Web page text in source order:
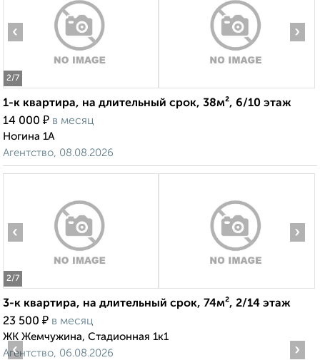
2/7
‹ ›
1-к квартира, на длительный срок, 38м², 6/10 этаж
14 000 ₽ в месяц
Ногина 1А
Агентство, 08.08.2026
2/7
‹ ›
3-к квартира, на длительный срок, 74м², 2/14 этаж
23 500 ₽ в месяц
ЖК Жемчужина, Стадионная 1к1
Агентство, 06.08.2026
‹ ›